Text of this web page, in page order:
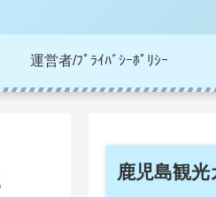
運営者/ﾌﾟﾗｲﾊﾞｼｰﾎﾟﾘｼｰ
鹿児島観